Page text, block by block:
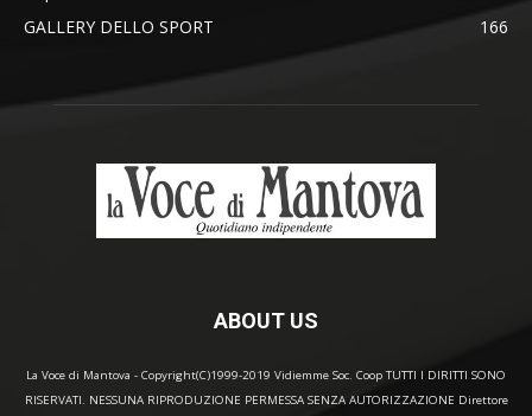
GALLERY DELLO SPORT
166
ABOUT US
La Voce di Mantova - Copyright(C)1999-2019 Vidiemme Soc. Coop TUTTI I DIRITTI SONO
RISERVATI. NESSUNA RIPRODUZIONE PERMESSA SENZA AUTORIZZAZIONE Direttore